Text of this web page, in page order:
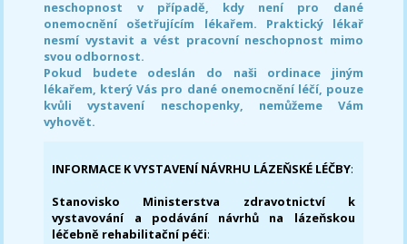
neschopnost v případě, kdy není pro dané
onemocnění ošetřujícím lékařem. Praktický lékař
nesmí vystavit a vést pracovní neschopnost mimo
svou odbornost.
Pokud budete odeslán do naši ordinace jiným
lékařem, který Vás pro dané onemocnění léčí, pouze
kvůli vystavení neschopenky, nemůžeme Vám
vyhovět.
INFORMACE K VYSTAVENÍ NÁVRHU LÁZEŇSKÉ LÉČBY:
Stanovisko Ministerstva zdravotnictví k
vystavování a podávání návrhů na lázeňskou
léčebně rehabilitační péči: